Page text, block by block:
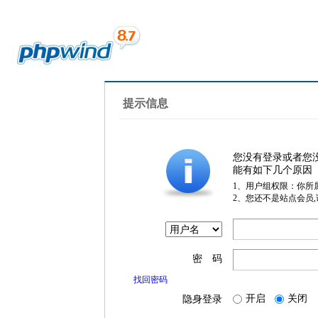
提示信息
您没有登录或者您
能有如下几个原因
1、用户组权限：你所
2、您还不是站点会员
密 码
找回密码
隐身登录 开启 关闭